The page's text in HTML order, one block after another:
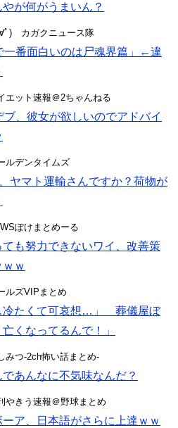
が何がうまいん？
ﾟ)ゞカガクニュース隊
一番面白いのは尸魂界篇」←違
エット速報＠2ちゃんねる
、彼女が欲しいのでアドバイ
ルデンタイムズ
マト運輸さんですか？荷物が
ぽけまとめーる
ても努力できないワイ、改善策
ｗ
ルズVIPまとめ
冷たくて可哀想…」 葬儀屋ぼ
くなってるんで！」
みつ-2ch怖い話まとめ-
であんなに不気味なんだ？
やきう速報＠野球まとめ
ーア、日本語がさらに上達ｗｗ